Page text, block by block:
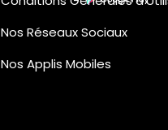
Nos Réseaux Sociaux
Nos Applis Mobiles